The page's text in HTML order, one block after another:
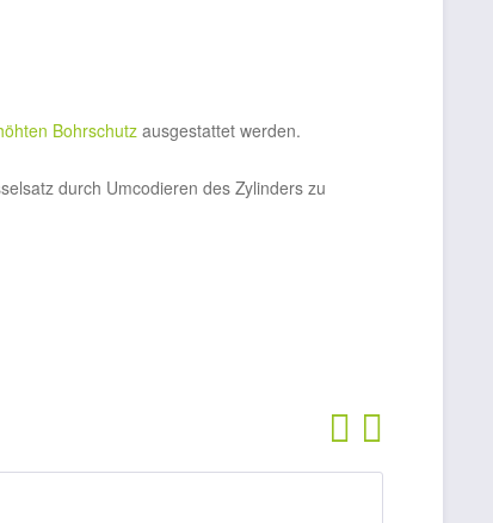
Bohrschutzausgestattet werden.
durch Umcodieren des Zylinders zu